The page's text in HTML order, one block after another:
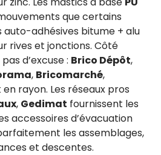
que certains
auto-adhésives bitume + alu
rives et jonctions. Côté
d’excuse : Brico Dépôt,
, Bricomarché,
rayon. Les réseaux pros
, Gedimat fournissent les
accessoires d’évacuation
les assemblages,
et descentes.